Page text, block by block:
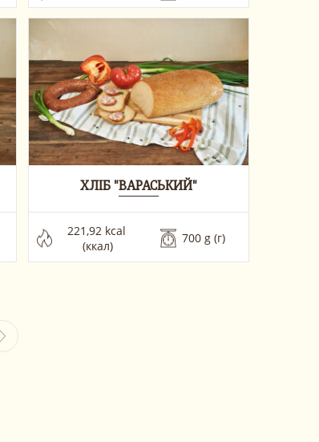
ХЛІБ "ВАРАСЬКИЙ"
221,92 kcal
(ккал)
700 g (г)